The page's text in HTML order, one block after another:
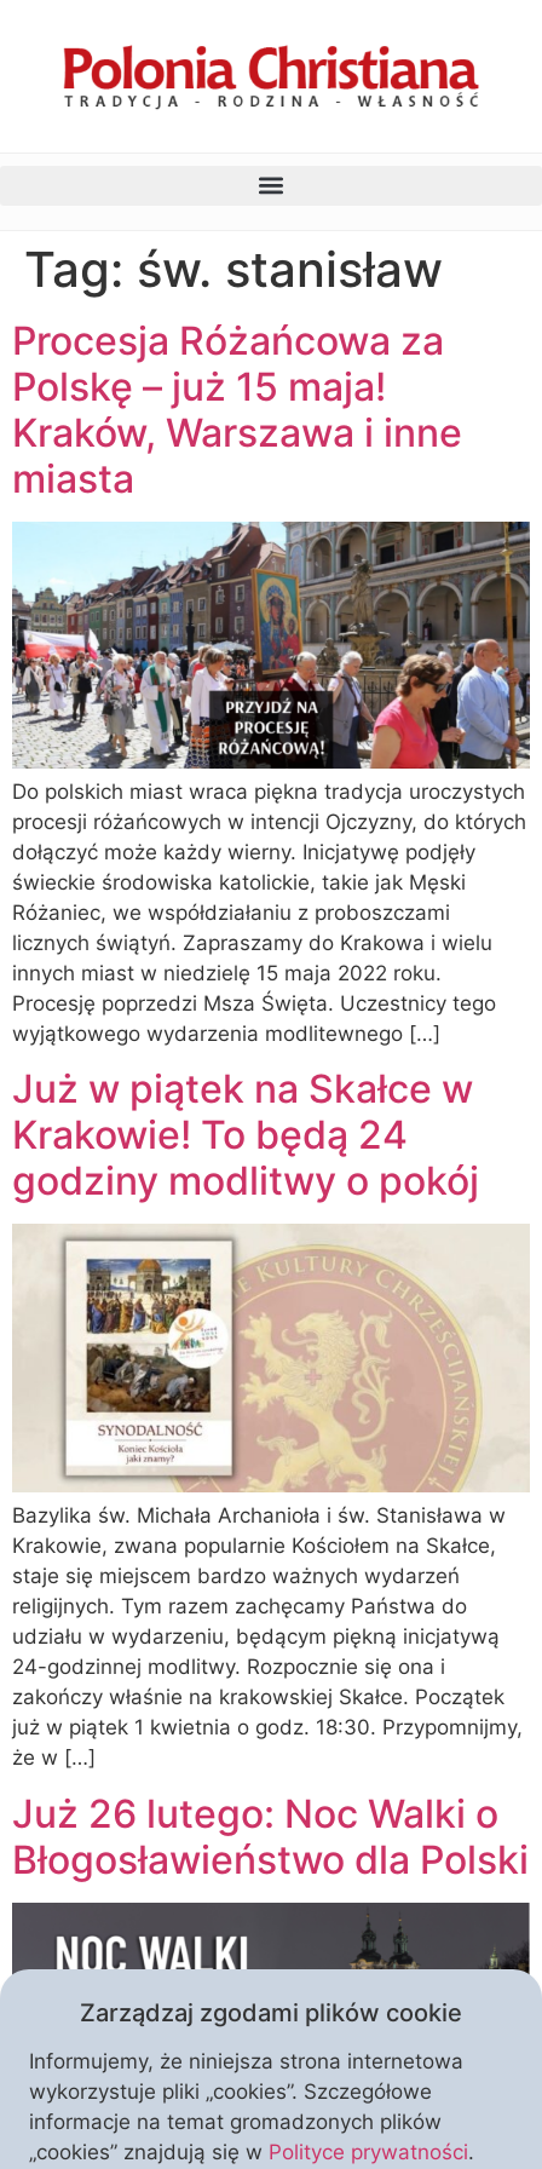
Tag: św. stanisław
Procesja Różańcowa za
Polskę – już 15 maja!
Kraków, Warszawa i inne
miasta
Do polskich miast wraca piękna tradycja uroczystych
procesji różańcowych w intencji Ojczyzny, do których
dołączyć może każdy wierny. Inicjatywę podjęły
świeckie środowiska katolickie, takie jak Męski
Różaniec, we współdziałaniu z proboszczami
licznych świątyń. Zapraszamy do Krakowa i wielu
innych miast w niedzielę 15 maja 2022 roku.
Procesję poprzedzi Msza Święta. Uczestnicy tego
wyjątkowego wydarzenia modlitewnego […]
Już w piątek na Skałce w
Krakowie! To będą 24
godziny modlitwy o pokój
Bazylika św. Michała Archanioła i św. Stanisława w
Krakowie, zwana popularnie Kościołem na Skałce,
staje się miejscem bardzo ważnych wydarzeń
religijnych. Tym razem zachęcamy Państwa do
udziału w wydarzeniu, będącym piękną inicjatywą
24-godzinnej modlitwy. Rozpocznie się ona i
zakończy właśnie na krakowskiej Skałce. Początek
już w piątek 1 kwietnia o godz. 18:30. Przypomnijmy,
że w […]
Już 26 lutego: Noc Walki o
Błogosławieństwo dla Polski
Zarządzaj zgodami plików cookie
Informujemy, że niniejsza strona internetowa
wykorzystuje pliki „cookies”. Szczegółowe
informacje na temat gromadzonych plików
„cookies” znajdują się w Polityce prywatności.